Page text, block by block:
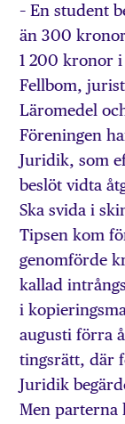
– En student
än 300
1 200 kronor
Fellbom,
Läromedel
Föreningen
Juridik, som
beslöt vidta
Ska svida i
Tipsen kom
genomförde
kallad
i
augusti förra
tingsrätt, där
Juridik
Men parterna